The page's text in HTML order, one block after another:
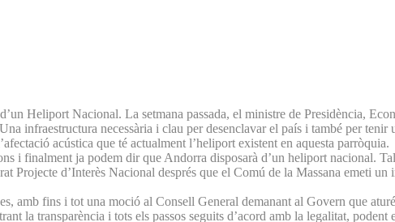
Heliport Nacional. La setmana passada, el ministre de Presidència,
infraestructura necessària i clau per desenclavar el país i també per tenir
acústica que té actualment l’heliport existent en aquesta parròquia.
i finalment ja podem dir que Andorra disposarà d’un heliport nacional.
Projecte d’Interès Nacional després que el Comú de la Massana emeti
amb fins i tot una moció al Consell General demanant al Govern que
la transparència i tots els passos seguits d’acord amb la legalitat,